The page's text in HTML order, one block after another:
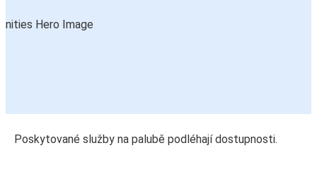
Poskytované služby na palubě podléhají dostupnosti.